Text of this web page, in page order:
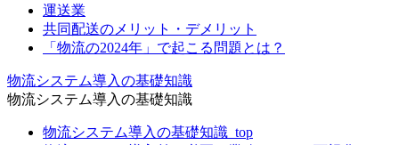
運送業
共同配送のメリット・デメリット
「物流の2024年」で起こる問題とは？
物流システム導入の基礎知識
物流システム導入の基礎知識
物流システム導入の基礎知識_top